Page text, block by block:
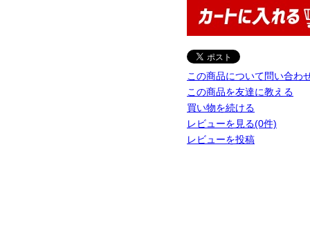
この商品について問い合わ
この商品を友達に教える
買い物を続ける
レビューを見る(0件)
レビューを投稿